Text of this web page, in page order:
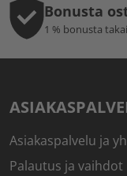
Bonusta
1 % bonusta
Asiakaspalvelu ja
Palautus ja vaihdot